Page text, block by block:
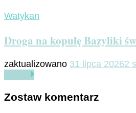
Watykan
Droga na kopułę Bazyliki
zaktualizowano 31 lipca 20262
Zostaw komentarz